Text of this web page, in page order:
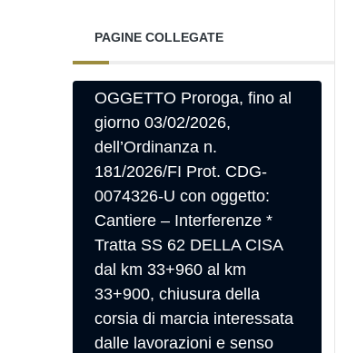
PAGINE COLLEGATE
OGGETTO Proroga, fino al
giorno 03/02/2026,
dell’Ordinanza n.
181/2026/FI Prot. CDG-
0074326-U con oggetto:
Cantiere – Interferenze *
Tratta SS 62 DELLA CISA
dal km 33+960 al km
33+900, chiusura della
corsia di marcia interessata
dalle lavorazioni e senso